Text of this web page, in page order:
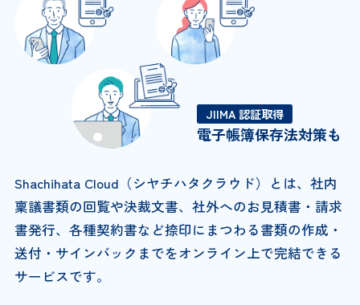
JIIMA 認証取得
電子帳簿保存法対策も
Shachihata Cloud（シヤチハタクラウド）とは、社内
稟議書類の回覧や決裁文書、社外へのお見積書・請求
書発行、各種契約書など捺印にまつわる書類の作成・
送付・サインバックまでをオンライン上で完結できる
サービスです。